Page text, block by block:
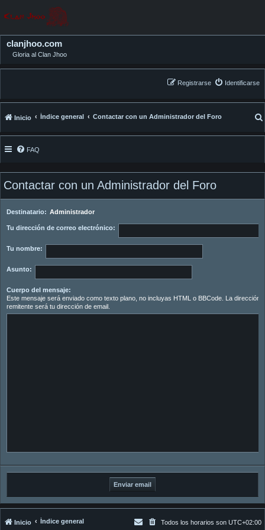
clanjhoo.com
Gloria al Clan Jhoo
Identificarse
Registrarse
Inicio Índice general Contactar con un Administrador del Foro
FAQ
Contactar con un Administrador del Foro
Destinatario: Administrador
Tu dirección de correo electrónico:
Tu nombre:
Asunto:
Cuerpo del mensaje:
Este mensaje será enviado como texto plano, no incluyas HTML o BBCode. La dirección
remitente será tu dirección de email.
Inicio Índice general Todos los horarios son UTC+02:00